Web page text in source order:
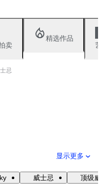
卖
精选作品
忌
显示更多
威士忌 顶级